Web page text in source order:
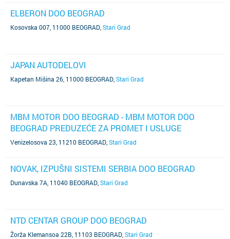
ELBERON DOO BEOGRAD
Kosovska 007, 11000 BEOGRAD Stari Grad
JAPAN AUTODELOVI
Kapetan Mišina 26, 11000 BEOGRAD Stari Grad
MBM MOTOR DOO BEOGRAD - MBM MOTOR DOO
BEOGRAD PREDUZEĆE ZA PROMET I USLUGE
Venizelosova 23, 11210 BEOGRAD Stari Grad
NOVAK, IZPUŠNI SISTEMI SERBIA DOO BEOGRAD
Dunavska 7A, 11040 BEOGRAD Stari Grad
NTD CENTAR GROUP DOO BEOGRAD
Žorža Klemansoa 22B, 11103 BEOGRAD Stari Grad